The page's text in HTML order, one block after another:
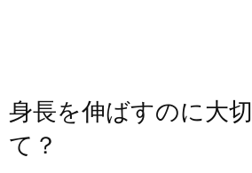
身長を伸ばすのに大
て？